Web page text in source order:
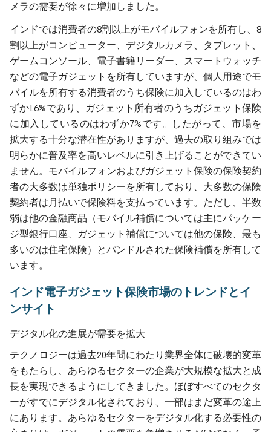
メラの需要が徐々に増加しました。
インドでは消費者の8割以上がモバイルフォンを所有し、8
割以上がコンピューター、デジタルカメラ、タブレット、
ゲームコンソール、電子書籍リーダー、スマートウォッチ
などの電子ガジェットを所有していますが、個人用途でモ
バイルを所有する消費者のうち保険に加入しているのはわ
ずか16%であり、ガジェット所有者のうちガジェット保険
に加入しているのはわずか7%です。したがって、市場を
拡大する十分な潜在性がありますが、過去の取り組みでは
明らかに普及率を高いレベルに引き上げることができてい
ません。モバイルフォンおよびガジェット保険の保険契約
者の大多数は単独ポリシーを所有しており、大多数の保険
契約者は月払いで保険料を支払っています。ただし、半数
弱は他の金融商品（モバイル補償については主にパッケー
ジ型銀行口座、ガジェット補償については他の保険、最も
多いのは住宅保険）とバンドルされた保険補償を所有して
います。
インド電子ガジェット保険市場のトレンドとイ
ンサイト
デジタル化の進展が需要を拡大
テクノロジーは過去20年間にわたり業界全体に破壊的変革
をもたらし、あらゆるセクターの企業が大規模な拡大と成
長を実現できるようにしてきました。ほぼすべてのセクタ
ーがすでにデジタル化されており、一部はまだ変革の途上
にあります。あらゆるセクターをデジタル化する必要性の